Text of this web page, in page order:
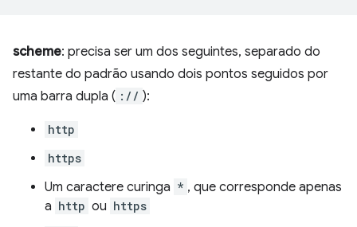
scheme: precisa ser um dos seguintes, separado do
restante do padrão usando dois pontos seguidos por
uma barra dupla ( :// ):
http
https
Um caractere curinga * , que corresponde apenas
a http ou https